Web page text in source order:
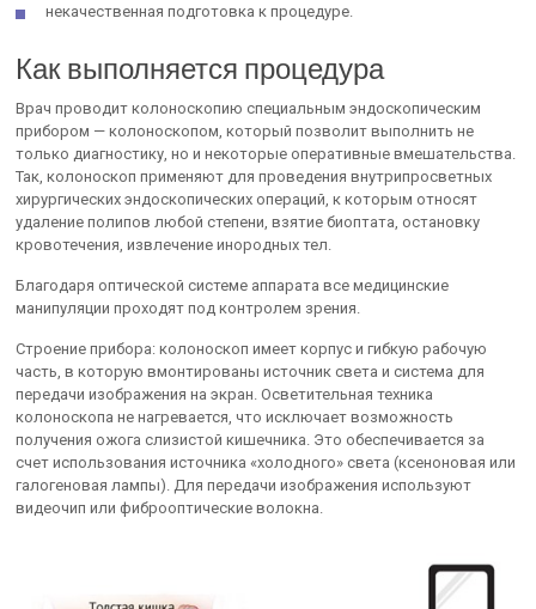
некачественная подготовка к процедуре.
Как выполняется процедура
Врач проводит колоноскопию специальным эндоскопическим
прибором — колоноскопом, который позволит выполнить не
только диагностику, но и некоторые оперативные вмешательства.
Так, колоноскоп применяют для проведения внутрипросветных
хирургических эндоскопических операций, к которым относят
удаление полипов любой степени, взятие биоптата, остановку
кровотечения, извлечение инородных тел.
Благодаря оптической системе аппарата все медицинские
манипуляции проходят под контролем зрения.
Строение прибора: колоноскоп имеет корпус и гибкую рабочую
часть, в которую вмонтированы источник света и система для
передачи изображения на экран. Осветительная техника
колоноскопа не нагревается, что исключает возможность
получения ожога слизистой кишечника. Это обеспечивается за
счет использования источника «холодного» света (ксеноновая или
галогеновая лампы). Для передачи изображения используют
видеочип или фиброоптические волокна.